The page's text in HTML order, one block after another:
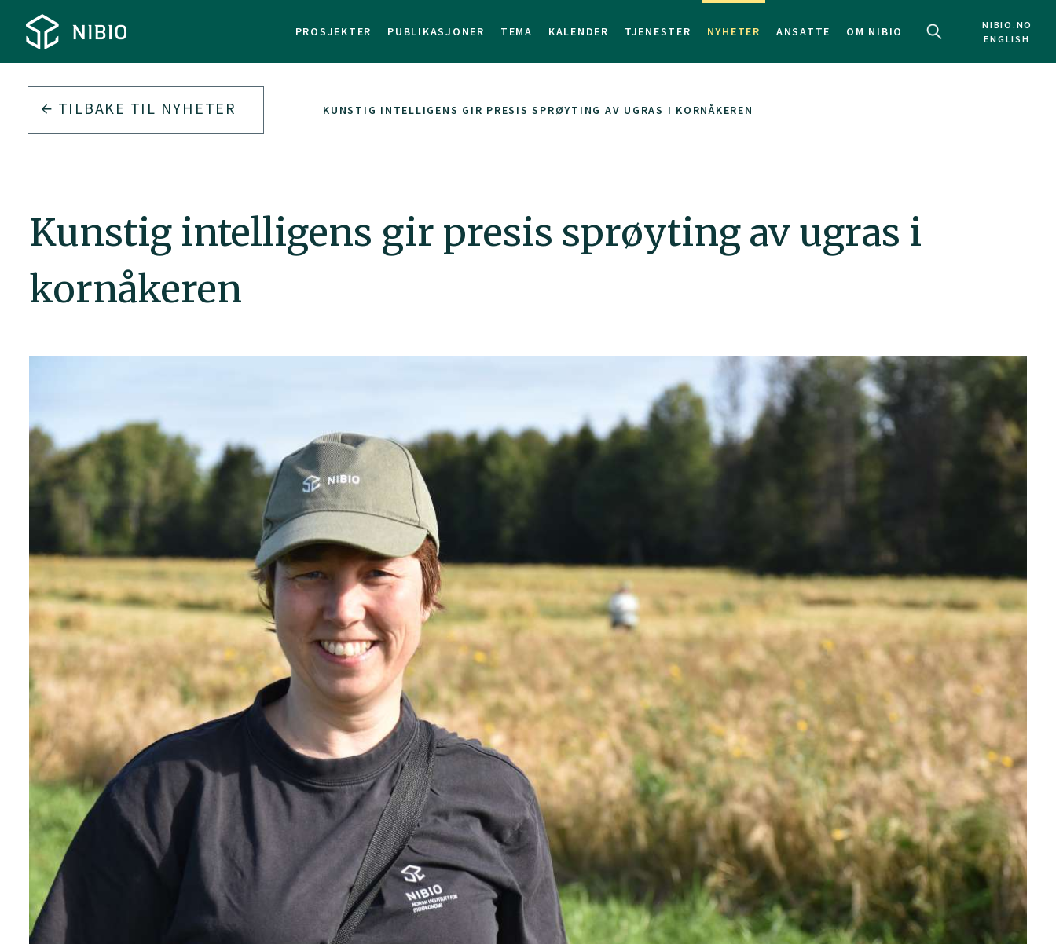
PROSJEKTER PUBLIKASJONER TEMA KALENDER TJENESTER NYHETER ANSATTE OM NIBIO
NIBIO.NO
ENGLISH
TILBAKE TIL NYHETER KUNSTIG INTELLIGENS GIR PRESIS SPRØYTING AV UGRAS I KORNÅKEREN
Kunstig intelligens gir presis sprøyting av ugras i
kornåkeren